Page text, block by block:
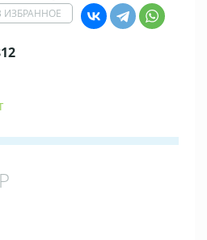
ИЗБРАННОЕ